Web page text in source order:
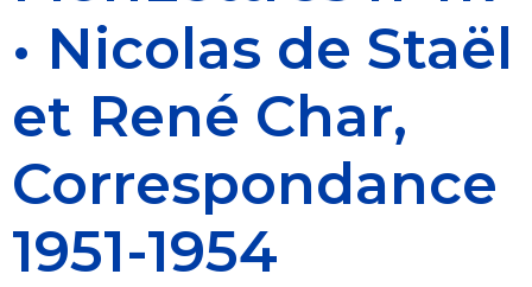
• Nicolas de Staël
et René Char,
Correspondance
1951-1954